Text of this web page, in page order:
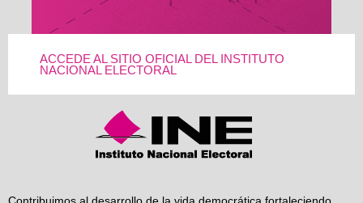
ACCEDE AL SITIO OFICIAL DEL INSTITUTO
NACIONAL ELECTORAL